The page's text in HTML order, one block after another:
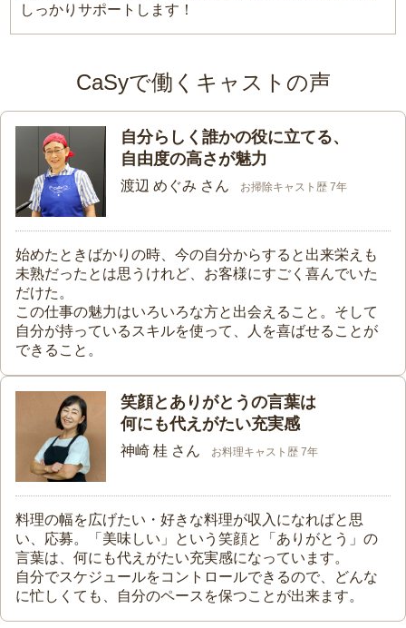
しっかりサポートします！
CaSyで働くキャストの声
自分らしく誰かの役に立てる、
自由度の高さが魅力
渡辺 めぐみ さん お掃除キャスト歴 7年
始めたときばかりの時、今の自分からすると出来栄えも
未熟だったとは思うけれど、お客様にすごく喜んでいた
だけた。
この仕事の魅力はいろいろな方と出会えること。そして
自分が持っているスキルを使って、人を喜ばせることが
できること。
笑顔とありがとうの言葉は
何にも代えがたい充実感
神崎 桂 さん お料理キャスト歴 7年
料理の幅を広げたい・好きな料理が収入になればと思
い、応募。「美味しい」という笑顔と「ありがとう」の
言葉は、何にも代えがたい充実感になっています。
自分でスケジュールをコントロールできるので、どんな
に忙しくても、自分のペースを保つことが出来ます。